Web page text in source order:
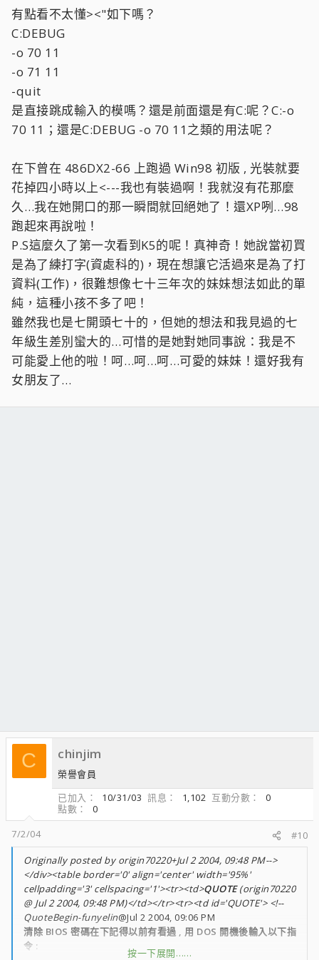
-quit
大概就是這樣 !
在下曾用這一招解開十多台被加密的主機 , 成必v是 100% , 但是
過 ! 也不知道行不行 , 勸您要解之前要有壯士斷腕的決心....
:angry:
還有 , 不管是哪種形式的 USB 2.0 介面卡 , 只要是 PCI 的 , 用在
有 PCI Slot 上一定都能跑
記得 BIOS 中要將 IDE 給
Disable -- 有接 CD-ROM 的 Enable 無妨 ) !
WinXP 是可以裝.... 在下曾在 486DX2-66 上跑過 Win98 初版 ,
光裝就要花掉四小時以上
, 就看您有沒有這個耐性了 ! 若是主機記憶體不足 128MB 的話
WinXP 應該是不給裝的 ! 可
以去找找看這一方面的訊息秀給她看 , 這樣應該就會讓她打退堂
鼓了吧 ? :QQQ:
有點看不太懂><"如下嗎？
C:DEBUG
-o 70 11
-o 71 11
-quit
是直接跳成輸入的模嗎？還是前面還是有C:呢？C:-o
70 11；還是C:DEBUG -o 70 11之類的用法呢？
在下曾在 486DX2-66 上跑過 Win98 初版 , 光裝就要
花掉四小時以上<---我也有裝過啊！我就沒有花那麼
久…我在她開口的那一瞬間就回絕她了！還XP咧…98
跑起來再說啦！
P.S這麼久了第一次看到K5的呢！真神奇！她說當初買
是為了練打字(資處科的)，現在想讓它活過來是為了打
資料(工作)，很難想像七十三年次的妹妹想法如此的單
純，這種小孩不多了吧！
雖然我也是七開頭七十的，但她的想法和我見過的七
年級生差別蠻大的…可惜的是她對她同事說：我是不
可能愛上他的啦！呵…呵…呵…可愛的妹妹！還好我有
女朋友了…
C chinjim
榮譽會員
已加入
10/31/03 訊息 1,102 互動分數
0
點數
0
7/2/04
#10
Originally posted by origin70220+Jul 2 2004, 09:48 PM-->
</div><table border='0' align='center' width='95%'
cellpadding='3' cellspacing='1'><tr><td>QUOTE(origin70220
@ Jul 2 2004, 09:48 PM)</td></tr><tr><td id='QUOTE'> <!--
QuoteBegin-funyelin@Jul 2 2004, 09:06 PM
清除 BIOS 密碼在下記得以前有看過 , 用 DOS 開機後輸入以下指
令 :
按一下展開……